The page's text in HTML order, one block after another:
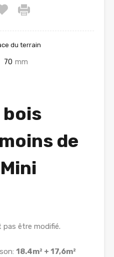
du terrain
70 mm
bois
de
pas être modifié.
18.4m² + 17,6m²